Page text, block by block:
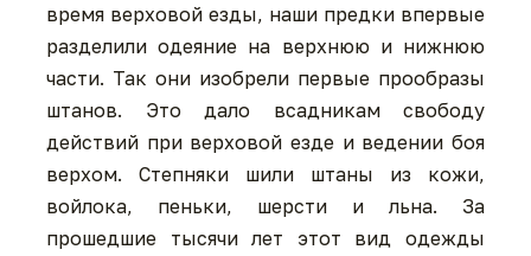
время верховой езды, наши предки впервые
разделили одеяние на верхнюю и нижнюю
части. Так они изобрели первые прообразы
штанов. Это дало всадникам свободу
действий при верховой езде и ведении боя
верхом. Степняки шили штаны из кожи,
войлока, пеньки, шерсти и льна. За
прошедшие тысячи лет этот вид одежды